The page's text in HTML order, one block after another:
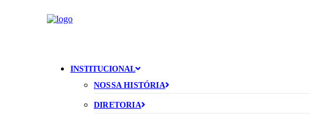
INSTITUCIONAL
NOSSA HISTÓRIA
DIRETORIA